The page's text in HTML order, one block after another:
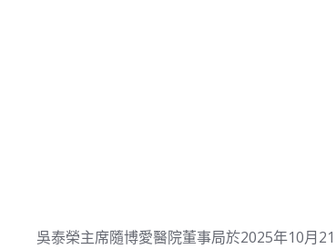
吳泰榮主席隨博愛醫院董事局於2025年10月